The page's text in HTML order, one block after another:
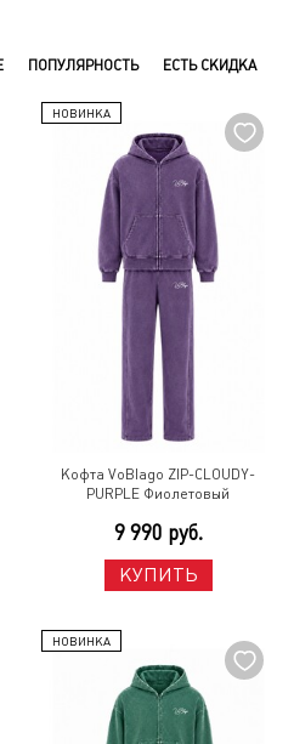
ПОПУЛЯРНОСТЬ ЕСТЬ СКИДКА
НОВИНКА
Кофта VoBlago ZIP-CLOUDY-
PURPLE Фиолетовый
9 990 руб.
КУПИТЬ
НОВИНКА